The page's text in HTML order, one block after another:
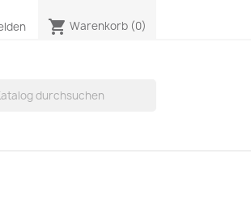
shopping_cart Warenkorb (0)